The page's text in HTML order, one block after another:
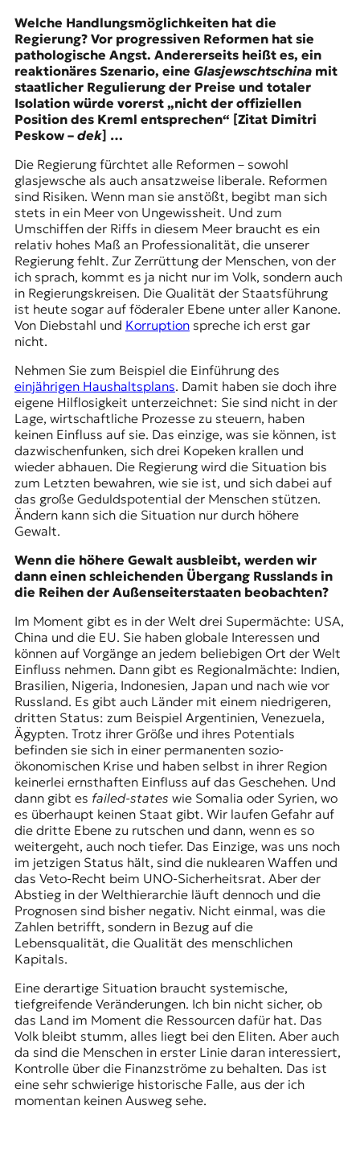
Welche Handlungsmöglichkeiten hat die
Regierung? Vor progressiven Reformen hat sie
pathologische Angst. Andererseits heißt es, ein
reaktionäres Szenario, eine Glasjewschtschinamit
staatlicher Regulierung der Preise und totaler
Isolation würde vorerst „nicht der offiziellen
Position des Kreml entsprechen“ [Zitat Dimitri
Peskow – dek] …
Die Regierung fürchtet alle Reformen – sowohl
glasjewscheals auch ansatzweise liberale. Reformen
sind Risiken. Wenn man sie anstößt, begibt man sich
stets in ein Meer von Ungewissheit. Und zum
Umschiffen der Riffs in diesem Meer braucht es ein
relativ hohes Maß an Professionalität, die unserer
Regierung fehlt. Zur Zerrüttung der Menschen, von der
ich sprach, kommt es ja nicht nur im Volk, sondern auch
in Regierungskreisen. Die Qualität der Staatsführung
ist heute sogar auf föderaler Ebene unter aller Kanone.
Von Diebstahl und Korruptionspreche ich erst gar
nicht.
Nehmen Sie zum Beispiel die Einführung des
einjährigen Haushaltsplans. Damit haben sie doch ihre
eigene Hilflosigkeit unterzeichnet: Sie sind nicht in der
Lage, wirtschaftliche Prozesse zu steuern, haben
keinen Einfluss auf sie. Das einzige, was sie können, ist
dazwischenfunken, sich drei Kopeken krallen und
wieder abhauen. Die Regierung wird die Situation bis
zum Letzten bewahren, wie sie ist, und sich dabei auf
das große Geduldspotential der Menschen stützen.
Ändern kann sich die Situation nur durch höhere
Gewalt.
Wenn die höhere Gewalt ausbleibt, werden wir
dann einen schleichenden Übergang Russlands in
die Reihen der Außenseiterstaaten beobachten?
Im Moment gibt es in der Welt drei Supermächte: USA,
China und die EU. Sie haben globale Interessen und
können auf Vorgänge an jedem beliebigen Ort der Welt
Einfluss nehmen. Dann gibt es Regionalmächte: Indien,
Brasilien, Nigeria, Indonesien, Japan und nach wie vor
Russland. Es gibt auch Länder mit einem niedrigeren,
dritten Status: zum Beispiel Argentinien, Venezuela,
Ägypten. Trotz ihrer Größe und ihres Potentials
befinden sie sich in einer permanenten sozio-
ökonomischen Krise und haben selbst in ihrer Region
keinerlei ernsthaften Einfluss auf das Geschehen. Und
dann gibt es failed-states wie Somalia oder Syrien, wo
es überhaupt keinen Staat gibt. Wir laufen Gefahr auf
die dritte Ebene zu rutschen und dann, wenn es so
weitergeht, auch noch tiefer. Das Einzige, was uns noch
im jetzigen Status hält, sind die nuklearen Waffen und
das Veto-Recht beim UNO-Sicherheitsrat. Aber der
Abstieg in der Welthierarchie läuft dennoch und die
Prognosen sind bisher negativ. Nicht einmal, was die
Zahlen betrifft, sondern in Bezug auf die
Lebensqualität, die Qualität des menschlichen
Kapitals.
Eine derartige Situation braucht systemische,
tiefgreifende Veränderungen. Ich bin nicht sicher, ob
das Land im Moment die Ressourcen dafür hat. Das
Volk bleibt stumm, alles liegt bei den Eliten. Aber auch
da sind die Menschen in erster Linie daran interessiert,
Kontrolle über die Finanzströme zu behalten. Das ist
eine sehr schwierige historische Falle, aus der ich
momentan keinen Ausweg sehe.